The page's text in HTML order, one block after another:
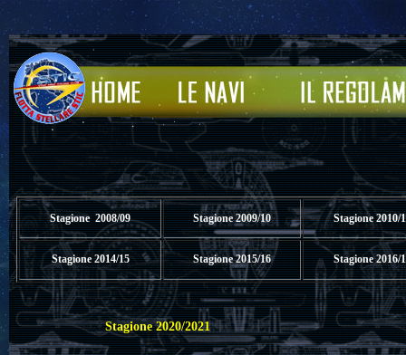
Stagione 2008/09 Stagione 2009/10 Stagione 2010/
Stagione 2014/15 Stagione 2015/16 Stagione 2016/
Stagione 2020/2021